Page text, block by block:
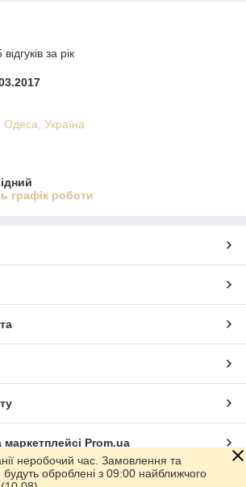
за рік
Одеса, Україна
графік роботи
Prom.ua
неробочий час. Замовлення та
оброблені з 09:00 найближчого